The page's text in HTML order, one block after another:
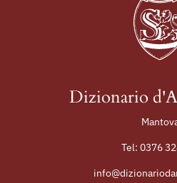
Dizionario
Tel: 0376